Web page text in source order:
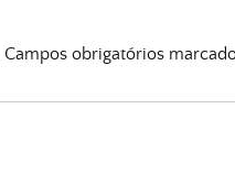
Campos obrigatórios